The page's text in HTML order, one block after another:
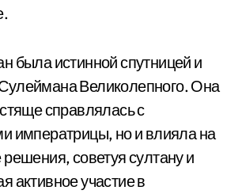
была истинной спутницей и
Великолепного. Она
справлялась с
императрицы, но и влияла на
советуя султану и
активное участие в